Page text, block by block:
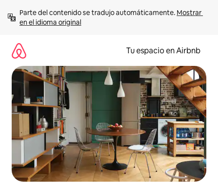
contenido
Parte del contenido se tradujo automáticamente. Mostrar
en el idioma original
Tu espacio en Airbnb